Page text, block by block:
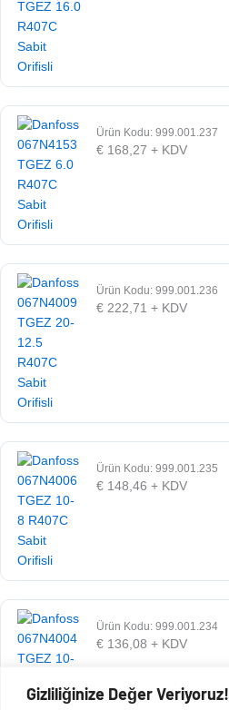
Gizliliğinize Değer Veriyoruz!
Ürün Kodu: 999.001.237
€ 168,27 + KDV
Ürün Kodu: 999.001.236
€ 222,71 + KDV
Ürün Kodu: 999.001.235
€ 148,46 + KDV
Ürün Kodu: 999.001.234
€ 136,08 + KDV